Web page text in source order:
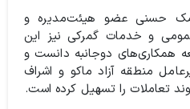
حسنی عضو هیئت‌مدیره و
و خدمات گمرکی نیز این
همکاری‌های دوجانبه دانست و
منطقه آزاد ماکو و اشراف
تعاملات را تسهیل کرده است.